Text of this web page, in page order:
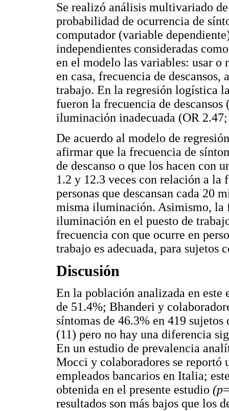
Se realizó análisis multivariado
probabilidad de ocurrencia de
computador (variable
independientes consideradas
en el modelo las variables: usar o
en casa, frecuencia de
trabajo. En la regresión logística
fueron la frecuencia de
iluminación inadecuada (OR
De acuerdo al modelo de
afirmar que la frecuencia de
de descanso o que los hacen con
1.2 y 12.3 veces con relación a la
personas que descansan cada 20
misma iluminación. Asimismo, la
iluminación en el puesto de
frecuencia con que ocurre en
trabajo es adecuada, para sujetos
Discusión
En la población analizada en este
de 51.4%; Bhanderi y
síntomas de 46.3% en 419
(11) pero no hay una diferencia
En un estudio de prevalencia
Mocci y colaboradores se reportó
empleados bancarios en Italia;
obtenida en el presente estudio (p
resultados son más bajos que los